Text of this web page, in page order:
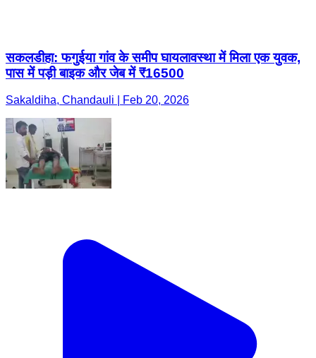
सकलडीहा: फगुईया गांव के समीप घायलावस्था में मिला एक युवक,
पास में पड़ी बाइक और जेब में ₹16500
Sakaldiha, Chandauli | Feb 20, 2026